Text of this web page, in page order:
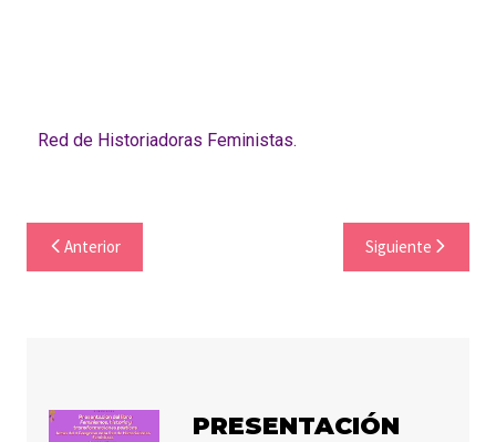
Red de Historiadoras Feministas.
Anterior Siguiente
PRESENTACIÓN